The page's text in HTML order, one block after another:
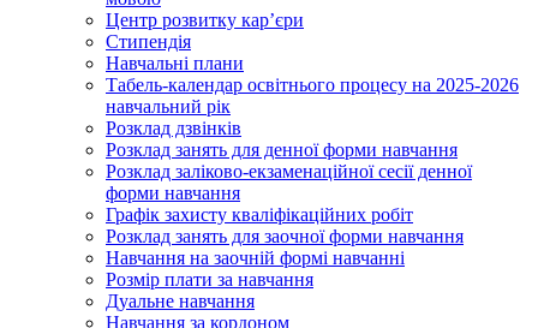
Центр розвитку кар’єри
Стипендія
Навчальні плани
Табель-календар освітнього процесу на 2025-2026
навчальний рік
Розклад дзвінків
Розклад занять для денної форми навчання
Розклад заліково-екзаменаційної сесії денної
форми навчання
Графік захисту кваліфікаційних робіт
Розклад занять для заочної форми навчання
Навчання на заочній формі навчанні
Розмір плати за навчання
Дуальне навчання
Навчання за кордоном